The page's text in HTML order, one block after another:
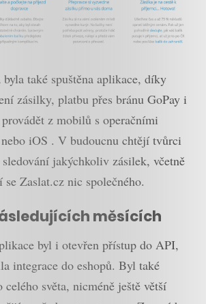
také spuštěna aplikace, díky
zásilky, platbu přes bránu GoPay i
z mobilů s operačními
iOS . V budoucnu chtějí tvůrci
jakýchkoliv zásilek, včetně
Zaslat.cz nic společného.
měsících
byl i otevřen přístup do API,
integrace do eshopů. Byl také
celého světa, nicméně ještě větší